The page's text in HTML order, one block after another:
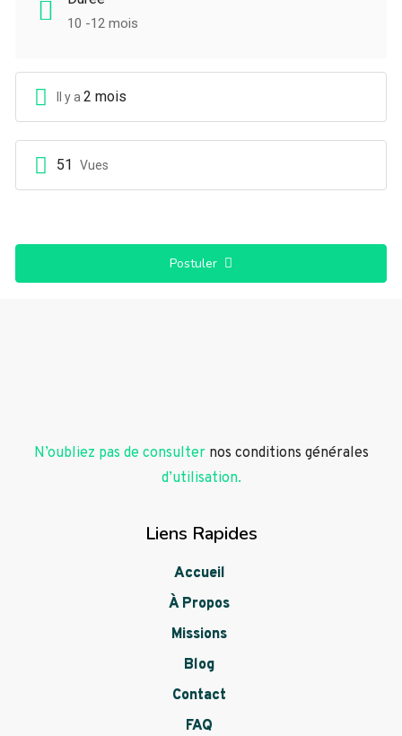
10 -12 mois
Il y a 2 mois
51 Vues
Postuler
N’oubliez pas de consulter nos conditions générales
d’utilisation.
Liens Rapides
Accueil
À Propos
Missions
Blog
Contact
FAQ